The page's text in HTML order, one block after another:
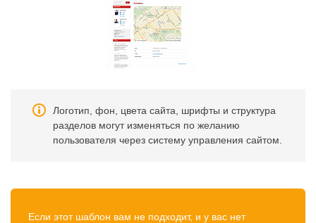
Логотип, фон, цвета сайта, шрифты и структура
разделов могут изменяться по желанию
пользователя через систему управления сайтом.
Если этот шаблон вам не подходит, и у вас нет